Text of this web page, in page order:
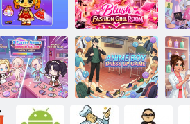
Ayla Dünya
Prensesi'nin
hayatı
Allık Moda Kız
Odası